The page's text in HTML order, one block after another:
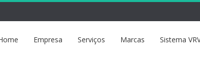
Empresa Serviços Marcas Sistema